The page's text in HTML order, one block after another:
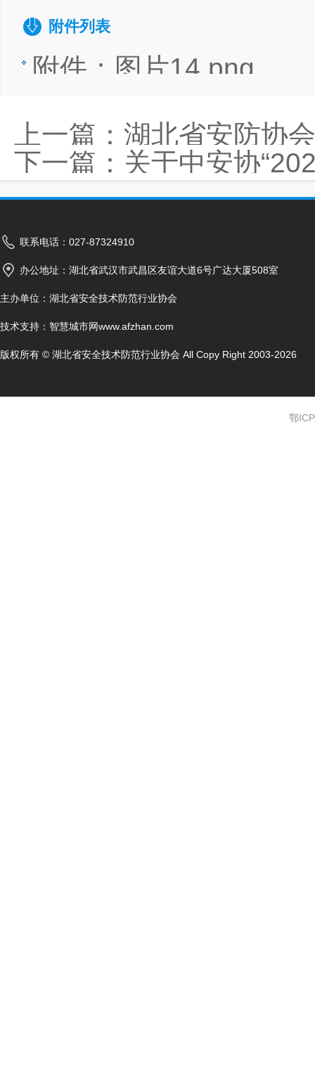
附件列表
附件：图片14.png
上一篇： 湖北省安防协
下一篇： 关于中安协“2024
联系电话：027-87324910
办公地址：湖北省武汉市武昌区友谊大道6号广达大厦508室
主办单位：湖北省安全技术防范行业协会
技术支持： 智慧城市网www.afzhan.com
版权所有 © 湖北省安全技术防范行业协会 All Copy Right 2003-2026
鄂